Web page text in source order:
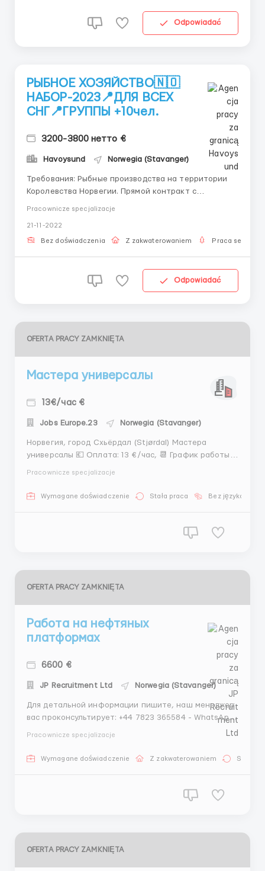
Odpowiadać
РЫБНОЕ ХОЗЯЙСТВО🇳🇴
НАБОР-2023📍ДЛЯ ВСЕХ
СНГ📍ГРУППЫ +10чел.
3200-3800 нетто €
Havoysund Norwegia (Stavanger)
Требования: Рыбные производства на территории
Королевства Норвегии. Прямой контракт с
рабочего процесса. Все страны ЕС ( кто имеет ВНЖ
ЕС на основе работы тоже могут подаваться. Все
Pracownicze specjalizacje
21-11-2022
Bez doświadczenia Z zakwaterowaniem Praca
Odpowiadać
OFERTA PRACY ZAMKNIĘTA
Мастера универсалы
13€/час €
Jobs Europe.23 Norwegia (Stavanger)
Норвегия, город Схьёрдал (Stjørdal) Мастера
универсалы 💶 Оплата: 13 €/час, 📆 График работы:
менее двух лет Знание языка: русский Только с ЕС
Pracownicze specjalizacje
Wymagane doświadczenie Stała praca Bez języka
OFERTA PRACY ZAMKNIĘTA
Работа на нефтяных
платформах
6600 €
JP Recruitment Ltd Norwegia (Stavanger)
Для детальной информации пишите, наш менеджер
вас проконсультирует: +44 7823 365584 - WhatsApp
JP_Recruitment_Ltd Наши гарантии: - Более 4 лет
Pracownicze specjalizacje
Wymagane doświadczenie Z zakwaterowaniem Stała
OFERTA PRACY ZAMKNIĘTA